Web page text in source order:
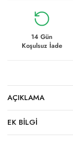
14 Gün
Koşulsuz İade
AÇIKLAMA
EK BILGI